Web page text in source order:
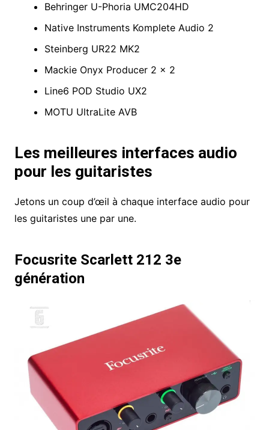
Behringer U-Phoria UMC204HD
Native Instruments Komplete Audio 2
Steinberg UR22 MK2
Mackie Onyx Producer 2 × 2
Line6 POD Studio UX2
MOTU UltraLite AVB
Les meilleures interfaces audio
pour les guitaristes
Jetons un coup d’œil à chaque interface audio pour
les guitaristes une par une.
Focusrite Scarlett 212 3e
génération